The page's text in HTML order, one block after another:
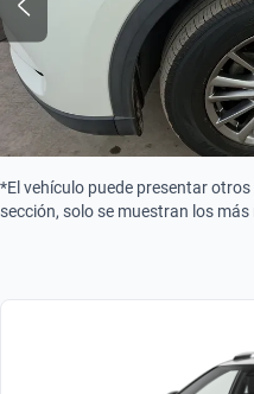
*El vehículo puede presentar
sección, solo se muestran los más